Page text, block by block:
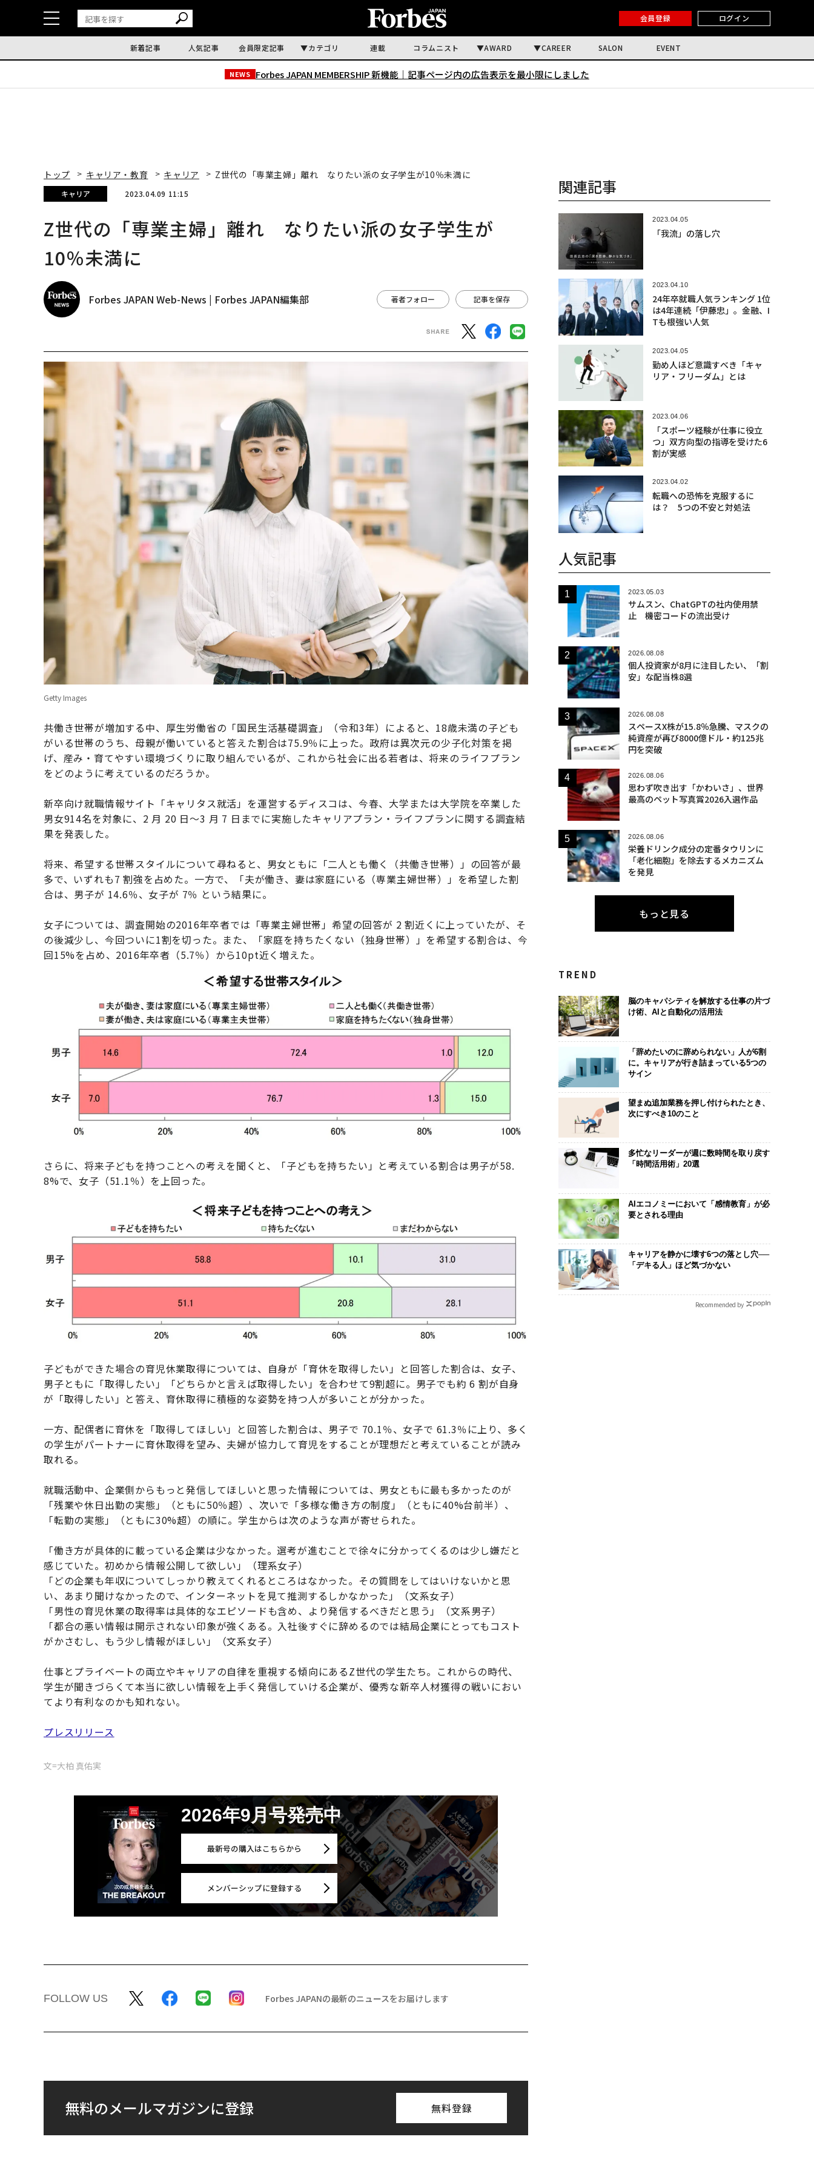
会員登録 ログイン
新着記事 人気記事 会員限定記事 カテゴリ 連載 コラムニスト AWARD CAREER SALON EVENT
NEWS Forbes JAPAN MEMBERSHIP 新機能｜ 記事ページ内の広告表示を最小限にしました
トップ キャリア・教育 キャリア Z世代の「専業主婦」離れ なりたい派の女子学生が10％未満に
キャリア 2023.04.09 11:15
Z世代の「専業主婦」離れ なりたい派の女子学生が
10％未満に
Forbes JAPAN Web-News | Forbes JAPAN編集部 著者フォロー 記事を保存
Getty Images
共働き世帯が増加する中、厚生労働省の「国民生活基礎調査」（令和3年）によると、18歳未満の子ども
がいる世帯のうち、母親が働いていると答えた割合は75.9％に上った。政府は異次元の少子化対策を掲
げ、産み・育てやすい環境づくりに取り組んでいるが、これから社会に出る若者は、将来のライフプラン
をどのように考えているのだろうか。
新卒向け就職情報サイト「キャリタス就活」を運営するディスコは、今春、大学または大学院を卒業した
男女914名を対象に、2 月 20 日～3 月 7 日までに実施したキャリアプラン・ライフプランに関する調査結
果を発表した。
将来、希望する世帯スタイルについて尋ねると、男女ともに「二人とも働く（共働き世帯）」の回答が最
多で、いずれも7 割強を占めた。一方で、「夫が働き、妻は家庭にいる（専業主婦世帯）」を希望した割
合は、男子が 14.6％、女子が 7％ という結果に。
女子については、調査開始の2016年卒者では「専業主婦世帯」希望の回答が 2 割近くに上っていたが、そ
の後減少し、今回ついに1割を切った。また、「家庭を持ちたくない（独身世帯）」を希望する割合は、今
回15%を占め、2016年卒者（5.7％）から10pt近く増えた。
さらに、将来子どもを持つことへの考えを聞くと、「子どもを持ちたい」と考えている割合は男子が58.
8%で、女子（51.1％）を上回った。
子どもができた場合の育児休業取得については、自身が「育休を取得したい」と回答した割合は、女子、
男子ともに「取得したい」「どちらかと言えば取得したい」を合わせて9割超に。男子でも約 6 割が自身
が「取得したい」と答え、育休取得に積極的な姿勢を持つ人が多いことが分かった。
一方、配偶者に育休を「取得してほしい」と回答した割合は、男子で 70.1％、女子で 61.3％に上り、多く
の学生がパートナーに育休取得を望み、夫婦が協力して育児をすることが理想だと考えていることが読み
取れる。
就職活動中、企業側からもっと発信してほしいと思った情報については、男女ともに最も多かったのが
「残業や休日出勤の実態」（ともに50％超）、次いで「多様な働き方の制度」（ともに40%台前半）、
「転勤の実態」（ともに30%超）の順に。学生からは次のような声が寄せられた。
「働き方が具体的に載っている企業は少なかった。選考が進むことで徐々に分かってくるのは少し嫌だと
感じていた。初めから情報公開して欲しい」（理系女子）
「どの企業も年収についてしっかり教えてくれるところはなかった。その質問をしてはいけないかと思
い、あまり聞けなかったので、インターネットを見て推測するしかなかった」（文系女子）
「男性の育児休業の取得率は具体的なエピソードも含め、より発信するべきだと思う」（文系男子）
「都合の悪い情報は開示されない印象が強くある。入社後すぐに辞めるのでは結局企業にとってもコスト
がかさむし、もう少し情報がほしい」（文系女子）
仕事とプライベートの両立やキャリアの自律を重視する傾向にあるZ世代の学生たち。これからの時代、
学生が聞きづらくて本当に欲しい情報を上手く発信していける企業が、優秀な新卒人材獲得の戦いにおい
てより有利なのかも知れない。
プレスリリース
文=大柏 真佑実
2026年9月号発売中
最新号の購入はこちらから
メンバーシップに登録する
FOLLOW US Forbes JAPANの最新のニュースをお届けします
無料のメールマガジンに登録 無料登録
関連記事
2023.04.05
「我流」の落し穴
2023.04.10
24年卒就職人気ランキング 1位
は4年連続「伊藤忠」。金融、I
Tも根強い人気
2023.04.05
勤め人ほど意識すべき「キャ
リア・フリーダム」とは
2023.04.06
「スポーツ経験が仕事に役立
つ」双方向型の指導を受けた6
割が実感
2023.04.02
転職への恐怖を克服するに
は？ 5つの不安と対処法
人気記事
2023.05.03
サムスン、ChatGPTの社内使用禁
止 機密コードの流出受け
2026.08.08
個人投資家が8月に注目したい、「割
安」な配当株8選
2026.08.08
スペースX株が15.8％急騰、マスクの
純資産が再び8000億ドル・約125兆
円を突破
2026.08.06
思わず吹き出す「かわいさ」、世界
最高のペット写真賞2026入選作品
2026.08.06
栄養ドリンク成分の定番タウリンに
「老化細胞」を除去するメカニズム
を発見
もっと見る
TREND
脳のキャパシティを解放する仕事の片づ
け術、AIと自動化の活用法
「辞めたいのに辞められない」人が6割
に。キャリアが行き詰まっている5つの
サイン
望まぬ追加業務を押し付けられたとき、
次にすべき10のこと
多忙なリーダーが週に数時間を取り戻す
「時間活用術」20選
AIエコノミーにおいて「感情教育」が必
要とされる理由
キャリアを静かに壊す6つの落とし穴──
「デキる人」ほど気づかない
Recommended by